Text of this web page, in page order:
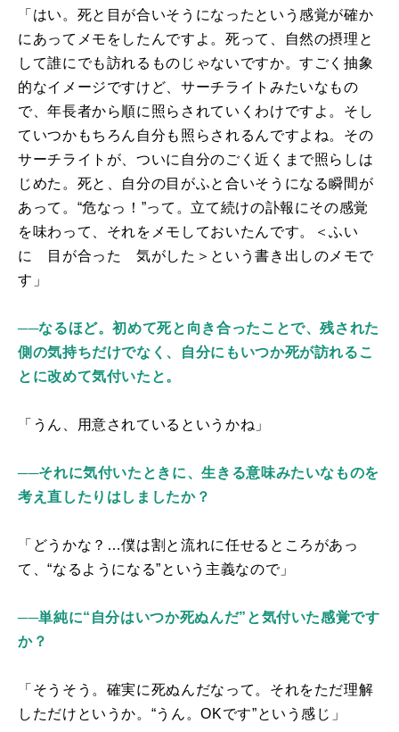
「はい。死と目が合いそうになったという感覚が確か
にあってメモをしたんですよ。死って、自然の摂理と
して誰にでも訪れるものじゃないですか。すごく抽象
的なイメージですけど、サーチライトみたいなもの
で、年長者から順に照らされていくわけですよ。そし
ていつかもちろん自分も照らされるんですよね。その
サーチライトが、ついに自分のごく近くまで照らしは
じめた。死と、自分の目がふと合いそうになる瞬間が
あって。 “危なっ！ ”って。立て続けの訃報にその感覚
を味わって、それをメモしておいたんです。＜ふい
に 目が合った 気がした＞という書き出しのメモで
す」
──なるほど。初めて死と向き合ったことで、残された
側の気持ちだけでなく、自分にもいつか死が訪れるこ
とに改めて気付いたと。
「うん、用意されているというかね」
──それに気付いたときに、生きる意味みたいなものを
考え直したりはしましたか？
「どうかな？ …僕は割と流れに任せるところがあっ
て、“なるようになる”という主義なので」
──単純に“自分はいつか死ぬんだ” と気付いた感覚です
か？
「そうそう。確実に死ぬんだなって。それをただ理解
しただけというか。 “うん。OKです”という感じ」